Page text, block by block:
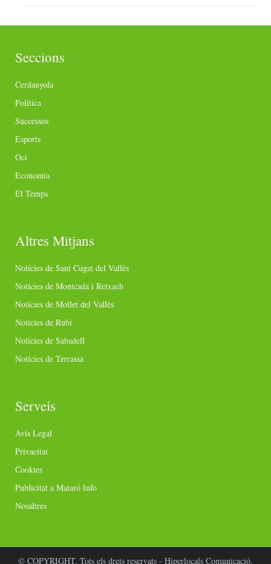
Seccions
Cerdanyola
Política
Successos
Esports
Oci
Economia
El Temps
Altres Mitjans
Notícies de Sant Cugat del Vallès
Notícies de Montcada i Reixach
Notícies de Mollet del Vallès
Notícies de Rubí
Notícies de Sabadell
Notícies de Terrassa
Serveis
Avís Legal
Privacitat
Cookies
Publicitat a Mataró Info
Nosaltres
© COPYRIGHT. Tots els drets reservats - Hiperlocals Comunicació.